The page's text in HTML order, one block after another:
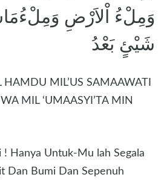
وَمِلْءُ اْلاَرْضِ
شَيْئٍ بَعْدُ
HAMDU MIL’US SAMAAWATI
MIL ‘UMAASYI’TA MIN
! Hanya Untuk-Mu lah Segala
Dan Bumi Dan Sepenuh